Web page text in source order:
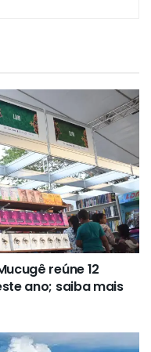
reúne 12
ano; saiba mais